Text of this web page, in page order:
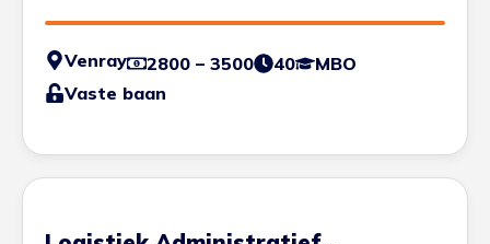
Transport
Venray 2800 – 3500 40
MBO
Vaste baan